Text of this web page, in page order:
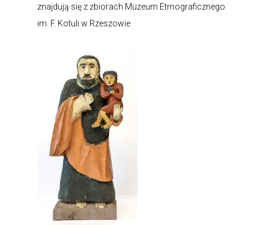
znajdują się z zbiorach Muzeum Etrnograficznego
im. F. Kotuli w Rzeszowie